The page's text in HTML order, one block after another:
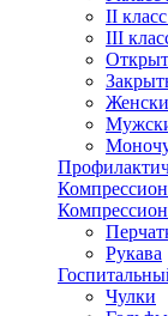
II
III
Рукава
Чулки